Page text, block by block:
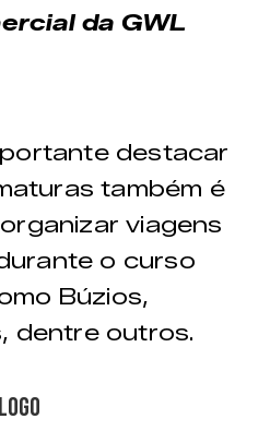
da GWL
destacar
também é
viagens
o curso
Búzios,
dentre outros.